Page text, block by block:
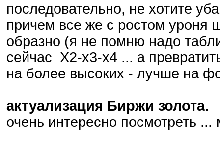
последовательно, не хотите
причем все же с ростом уроня
образно (я не помню надо
сейчас Х2-х3-х4 ... а
на более высоких - лучше на
актуализация Биржи золота.
очень интересно посмотреть